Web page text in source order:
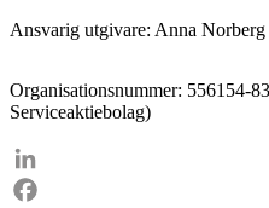
Ansvarig utgivare: Anna Norberg
Organisationsnummer: 556154-
Serviceaktiebolag)
LinkedIn